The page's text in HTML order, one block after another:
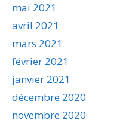
mai 2021
avril 2021
mars 2021
février 2021
janvier 2021
décembre 2020
novembre 2020